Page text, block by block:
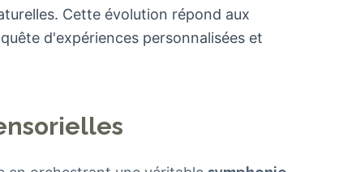
Cette évolution répond aux
d'expériences personnalisées et